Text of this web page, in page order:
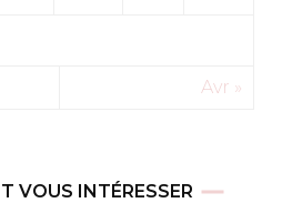
Avr »
VOUS INTÉRESSER